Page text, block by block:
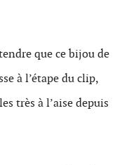
que ce bijou de
à l’étape du clip,
très à l’aise depuis